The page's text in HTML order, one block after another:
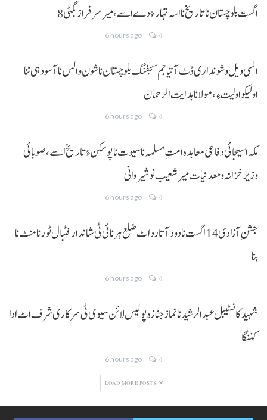
8 اگست بلوچستان نا تاریخ نا اسہ تہار ءُ دے اسے، میرسرفراز بگٹی
6 hours ago 0
السی ویل و شونداری ڈٹ آتیا جم سجفنگ بلوچستان نا شون و الس نا آسودہی ننا
اولیکو اولیت ءِ،مولانا ہدایت الرحمان
6 hours ago 0
مکہ اسیجائی دفاعی معاہدہ امتِ مسلمہ نا سیوت نا پوسکن ءُ تاریخ اسے، صوبائی
وزیر خزانہ و معدنیات میر شعیب نوشیروانی
6 hours ago 0
جشنِ آزادی 14 اگست نا دود آتا رد اٹ ضلع ہرنائی ٹی شاندار فٹبال ٹورنامنٹ نا
بنا
6 hours ago 0
شہید کانسٹیبل عبدالرشید نا نماز جنازہ پولیس لائن سیوی ٹی سرکاری شرف اٹ ادا
کننگا
6 hours ago 0
LOAD MORE POSTS